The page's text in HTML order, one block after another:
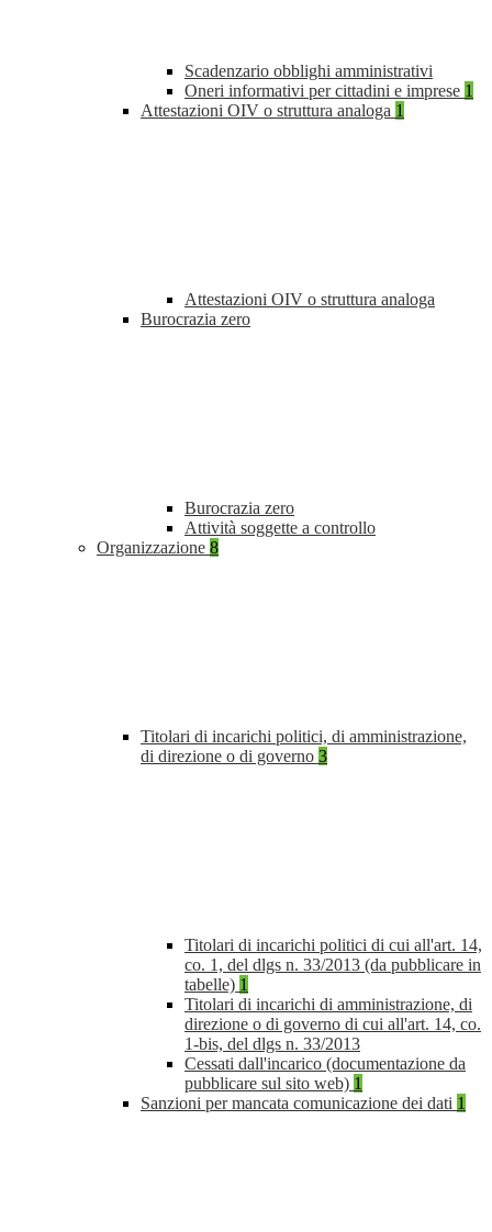
Scadenzario obblighi amministrativi
Oneri informativi per cittadini e imprese 1
Attestazioni OIV o struttura analoga 1
Attestazioni OIV o struttura analoga
Burocrazia zero
Burocrazia zero
Attività soggette a controllo
Organizzazione 8
Titolari di incarichi politici, di amministrazione,
di direzione o di governo 3
Titolari di incarichi politici di cui all'art. 14,
co. 1, del dlgs n. 33/2013 (da pubblicare in
tabelle) 1
Titolari di incarichi di amministrazione, di
direzione o di governo di cui all'art. 14, co.
1-bis, del dlgs n. 33/2013
Cessati dall'incarico (documentazione da
pubblicare sul sito web) 1
Sanzioni per mancata comunicazione dei dati 1